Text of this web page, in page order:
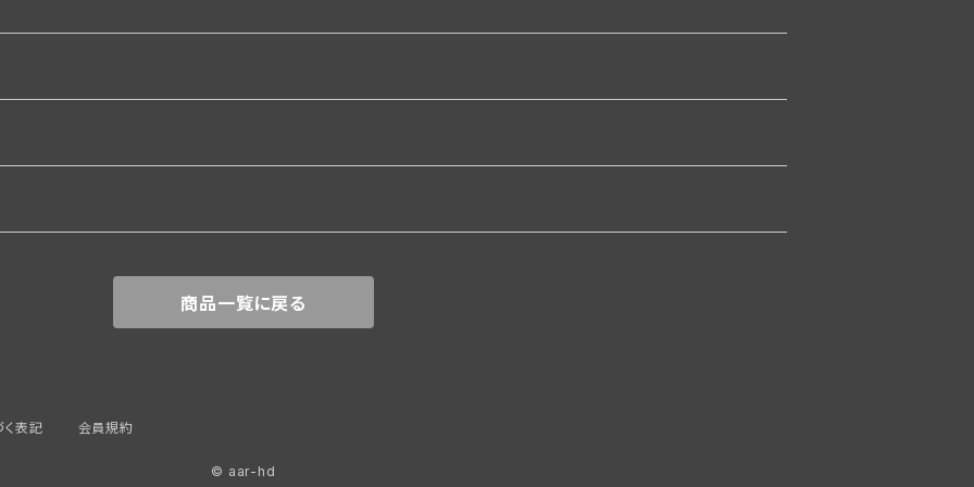
商品一覧に戻る
表記 会員規約
© aar-hd